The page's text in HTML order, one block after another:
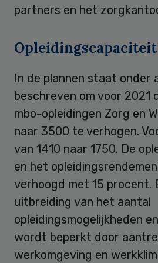
partners en het
Opleidingscapaciteit
In de plannen staat onder
beschreven om voor 2021
mbo-opleidingen Zorg en
naar 3500 te verhogen.
van 1410 naar 1750. De
en het
verhoogd met 15 procent.
uitbreiding van het aantal
opleidingsmogelijkheden
wordt beperkt door
werkomgeving en